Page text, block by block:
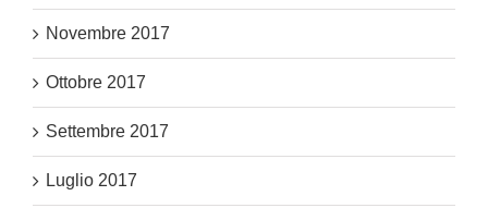
Novembre 2017
Ottobre 2017
Settembre 2017
Luglio 2017